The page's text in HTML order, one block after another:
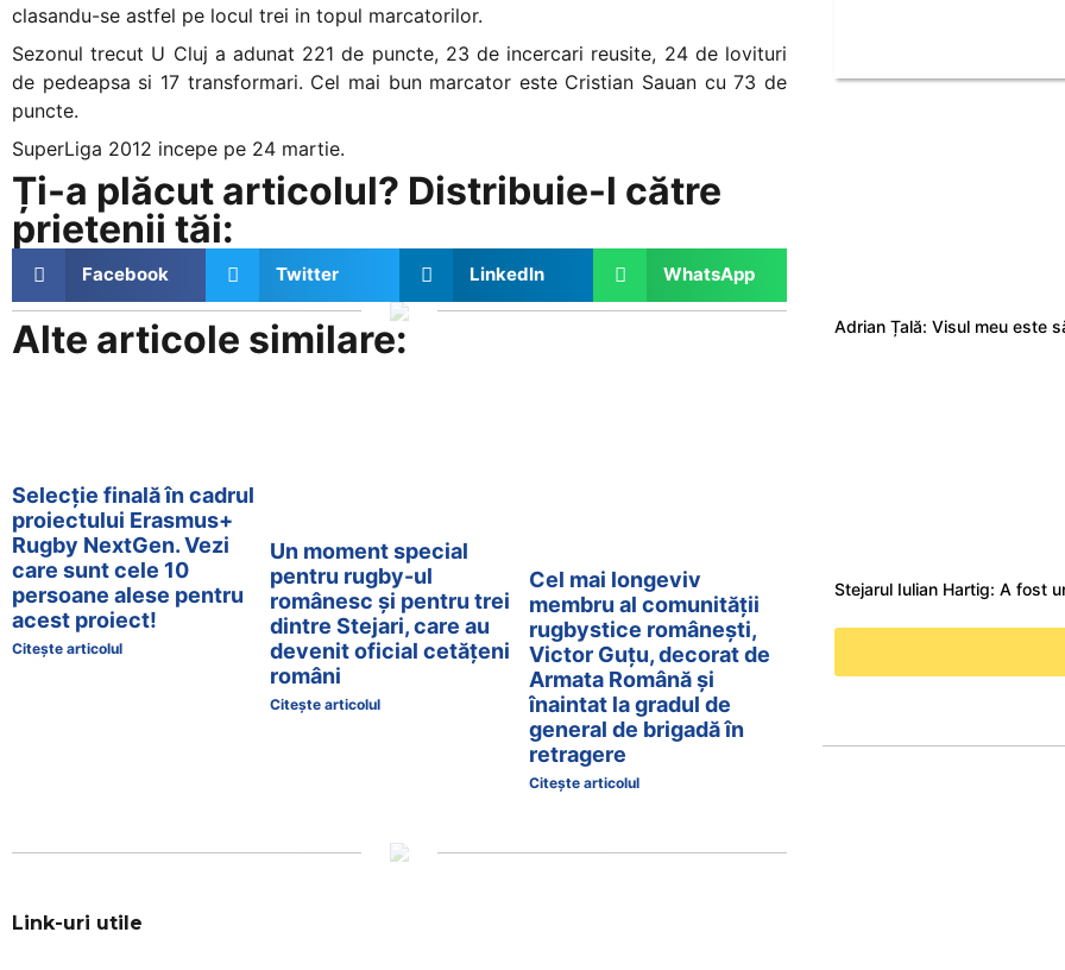
clasandu-se astfel pe locul trei in topul marcatorilor.
Sezonul trecut U Cluj a adunat 221 de puncte, 23 de incercari reusite, 24 de lovituri
de pedeapsa si 17 transformari. Cel mai bun marcator este Cristian Sauan cu 73 de
puncte.
SuperLiga 2012 incepe pe 24 martie.
Ți-a plăcut articolul? Distribuie-l către
prietenii tăi:
Facebook Twitter LinkedIn WhatsApp
Alte articole similare:
Selecție finală în cadrul
proiectului Erasmus+
Rugby NextGen. Vezi
care sunt cele 10
persoane alese pentru
acest proiect!
Citește articolul
Un moment special
pentru rugby-ul
românesc și pentru trei
dintre Stejari, care au
devenit oficial cetățeni
români
Citește articolul
Cel mai longeviv
membru al comunității
rugbystice românești,
Victor Guțu, decorat de
Armata Română și
înaintat la gradul de
general de brigadă în
retragere
Citește articolul
Link-uri utile